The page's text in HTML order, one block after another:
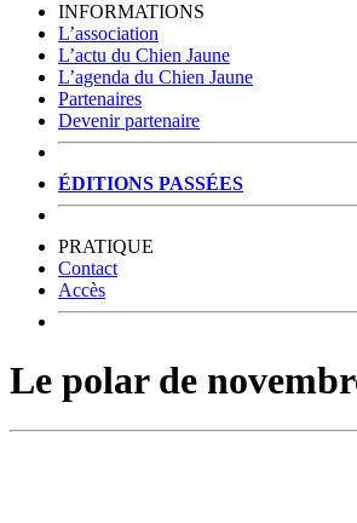
INFORMATIONS
L’association
L’actu du Chien Jaune
L’agenda du Chien Jaune
Partenaires
Devenir partenaire
ÉDITIONS PASSÉES
PRATIQUE
Contact
Accès
Le polar de